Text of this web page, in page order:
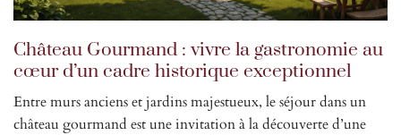
Château Gourmand : vivre la gastronomie au
cœur d’un cadre historique exceptionnel
Entre murs anciens et jardins majestueux, le séjour dans un
château gourmand est une invitation à la découverte d’une